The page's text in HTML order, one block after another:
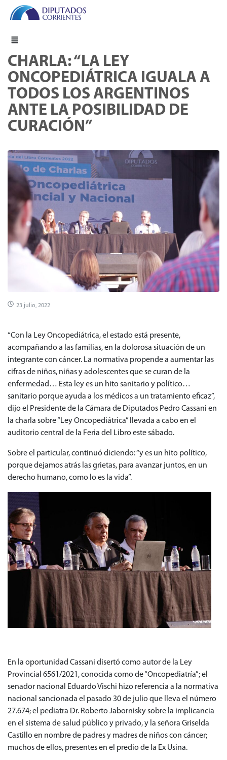
CHARLA: “LA LEY
ONCOPEDIÁTRICA IGUALA A
TODOS LOS ARGENTINOS
ANTE LA POSIBILIDAD DE
CURACIÓN”
23 julio, 2022
“Con la Ley Oncopediátrica, el estado está presente,
acompañando a las familias, en la dolorosa situación de un
integrante con cáncer. La normativa propende a aumentar las
cifras de niños, niñas y adolescentes que se curan de la
enfermedad… Esta ley es un hito sanitario y político…
sanitario porque ayuda a los médicos a un tratamiento eficaz”,
dijo el Presidente de la Cámara de Diputados Pedro Cassani en
la charla sobre “Ley Oncopediátrica” llevada a cabo en el
auditorio central de la Feria del Libro este sábado.
Sobre el particular, continuó diciendo: “y es un hito político,
porque dejamos atrás las grietas, para avanzar juntos, en un
derecho humano, como lo es la vida”.
En la oportunidad Cassani disertó como autor de la Ley
Provincial 6561/2021, conocida como de “Oncopediatría”; el
senador nacional Eduardo Vischi hizo referencia a la normativa
nacional sancionada el pasado 30 de julio que lleva el número
27.674; el pediatra Dr. Roberto Jabornisky sobre la implicancia
en el sistema de salud público y privado, y la señora Griselda
Castillo en nombre de padres y madres de niños con cáncer;
muchos de ellos, presentes en el predio de la Ex Usina.